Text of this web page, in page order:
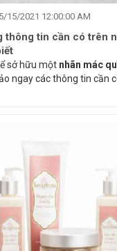
15/2021 12:00:00 AM
thông tin cần có trên
sở hữu một nhãn mác
ngay các thông tin cần